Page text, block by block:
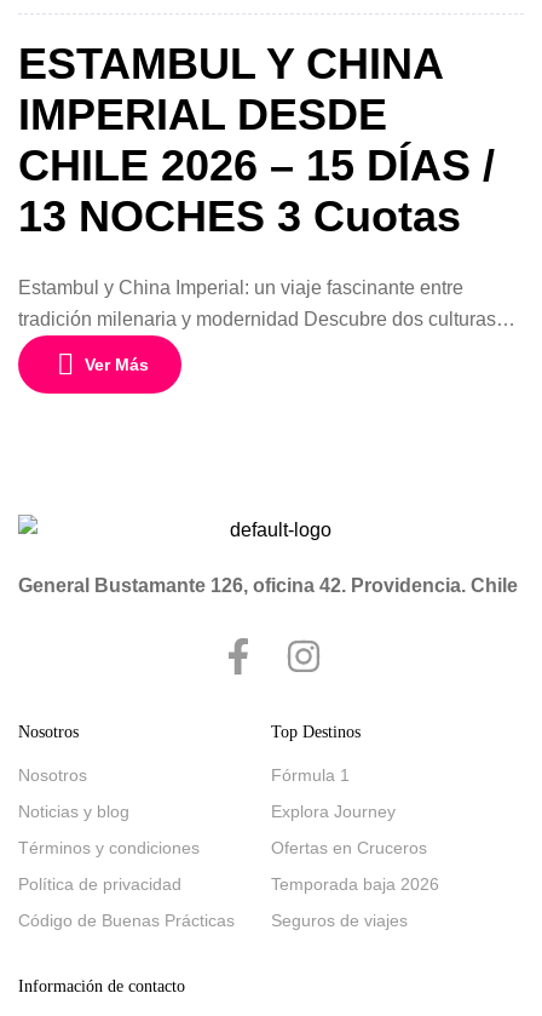
más […]
ESTAMBUL Y CHINA
IMPERIAL DESDE
CHILE 2026 – 15 DÍAS /
13 NOCHES 3 Cuotas
Estambul y China Imperial: un viaje fascinante entre
tradición milenaria y modernidad Descubre dos culturas
legendarias en un viaje diseñado para explorar algunos de
los destinos más impresionantes del mundo. Este
Ver Más
General Bustamante 126, oficina 42. Providencia. Chile
Nosotros
Nosotros
Noticias y blog
Términos y condiciones
Política de privacidad
Código de Buenas Prácticas
Top Destinos
Fórmula 1
Explora Journey
Ofertas en Cruceros
Temporada baja 2026
Seguros de viajes
Información de contacto